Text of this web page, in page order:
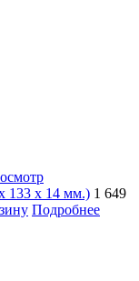
133 x 14 мм.) 1 649
Подробнее